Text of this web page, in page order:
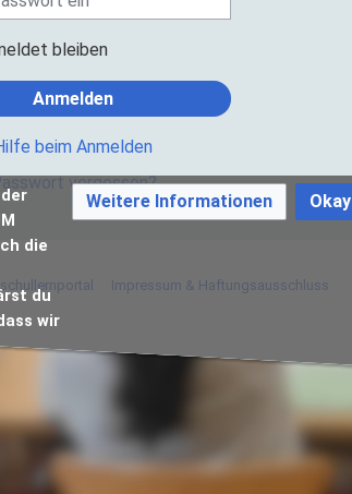
bleiben
Anmelden
beim Anmelden
vergessen?
Impressum & Haftungsausschluss
die
du
wir
Weitere Informationen Okay